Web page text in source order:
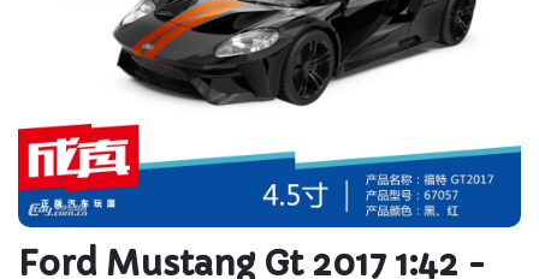
Ford Mustang Gt 2017 1:42 -